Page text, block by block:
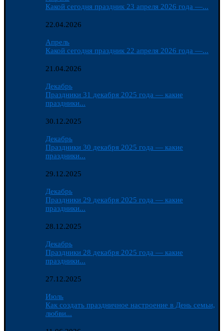
Какой сегодня праздник 23 апреля 2026 года —...
22.04.2026
Апрель
Какой сегодня праздник 22 апреля 2026 года —...
21.04.2026
Декабрь
Праздники 31 декабря 2025 года — какие
праздники...
30.12.2025
Декабрь
Праздники 30 декабря 2025 года — какие
праздники...
29.12.2025
Декабрь
Праздники 29 декабря 2025 года — какие
праздники...
28.12.2025
Декабрь
Праздники 28 декабря 2025 года — какие
праздники...
27.12.2025
Июль
Как создать праздничное настроение в День семьи,
любви...